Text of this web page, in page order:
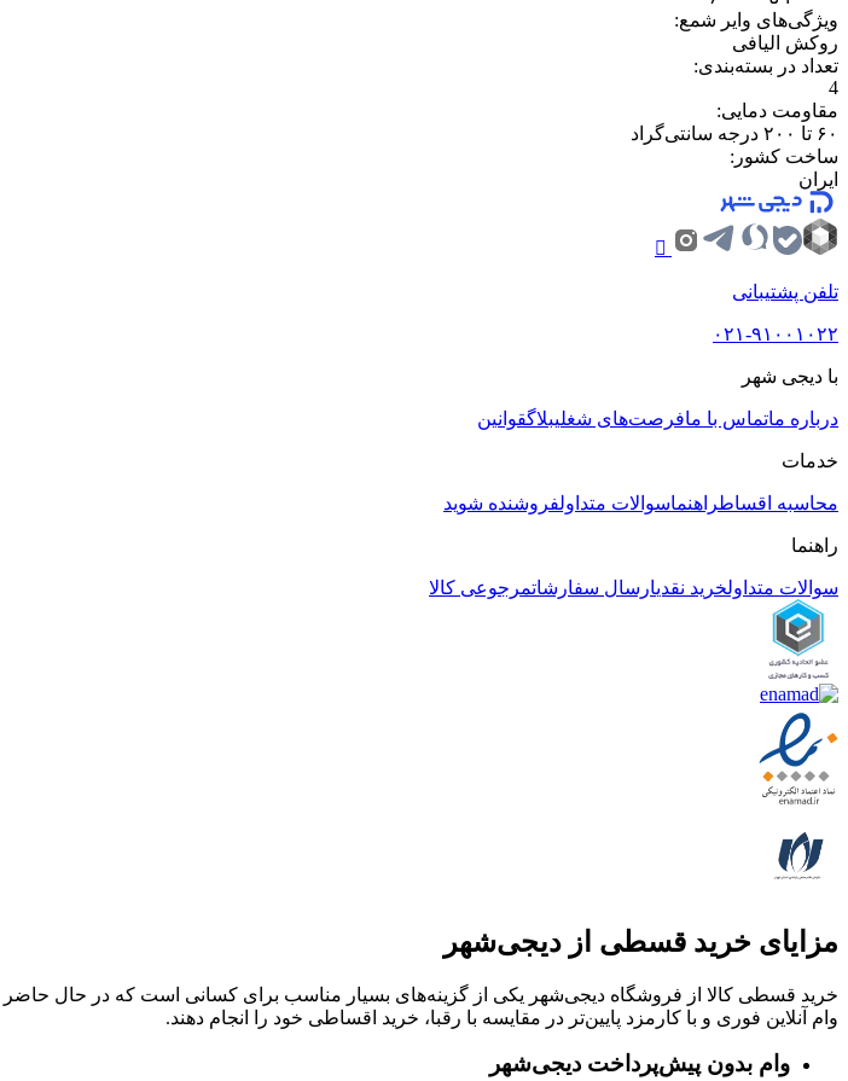
ویژگی‌های وایر شمع:
روکش الیافی
تعداد در بسته‌بندی:
4
مقاومت دمایی:
۶۰ تا ۲۰۰ درجه سانتی‌گراد
ساخت کشور :
ایران
تلفن پشتیبانی
۰۲۱-۹۱۰۰۱۰۲۲
با دیجی شهر
درباره ماتماس با مافرصت‌های شغلیبلاگقوانین
خدمات
محاسبه اقساطراهنماسوالات متداولفروشنده شوید
راهنما
سوالات متداولخرید نقدیارسال سفارشاتمرجوعی کالا
مزایای خرید قسطی از دیجی‌شهر
خرید قسطی کالا از فروشگاه دیجی‌شهر یکی از گزینه‌های بسیار مناسب برای کسانی است که در حال حاضر
وام آنلاین فوری و با کارمزد پایین‌تر در مقایسه با رقبا، خرید اقساطی خود را انجام دهند.
وام بدون پیش‌پرداخت‌ دیجی‌شهر